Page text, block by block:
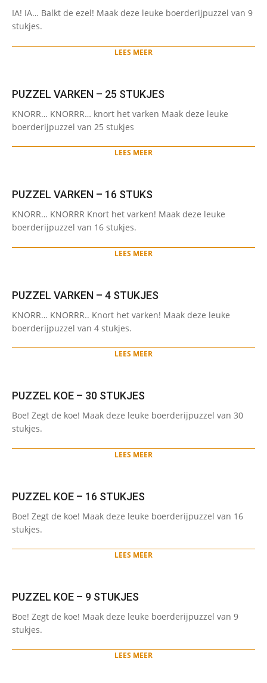
05-
28
IA! IA… Balkt de ezel! Maak deze leuke boerderijpuzzel van 9
stukjes.
LEES MEER
PUZZEL VARKEN – 25 STUKJES
05-
28
KNORR… KNORRR… knort het varken Maak deze leuke
boerderijpuzzel van 25 stukjes
LEES MEER
PUZZEL VARKEN – 16 STUKS
05-
28
KNORR… KNORRR Knort het varken! Maak deze leuke
boerderijpuzzel van 16 stukjes.
LEES MEER
PUZZEL VARKEN – 4 STUKJES
05-
28
KNORR… KNORRR.. Knort het varken! Maak deze leuke
boerderijpuzzel van 4 stukjes.
LEES MEER
PUZZEL KOE – 30 STUKJES
05-
28
Boe! Zegt de koe! Maak deze leuke boerderijpuzzel van 30
stukjes.
LEES MEER
PUZZEL KOE – 16 STUKJES
05-
28
Boe! Zegt de koe! Maak deze leuke boerderijpuzzel van 16
stukjes.
LEES MEER
PUZZEL KOE – 9 STUKJES
05-
28
Boe! Zegt de koe! Maak deze leuke boerderijpuzzel van 9
stukjes.
LEES MEER